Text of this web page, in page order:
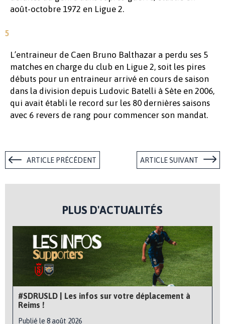
août-octobre 1972 en Ligue 2.
5
L’entraineur de Caen Bruno Balthazar a perdu ses 5
matches en charge du club en Ligue 2, soit les pires
débuts pour un entraineur arrivé en cours de saison
dans la division depuis Ludovic Batelli à Sète en 2006,
qui avait établi le record sur les 80 dernières saisons
avec 6 revers de rang pour commencer son mandat.
ARTICLE PRÉCÉDENT ARTICLE SUIVANT
PLUS D'ACTUALITÉS
#SDRUSLD | Les infos sur votre déplacement à
Reims !
Publié le 8 août 2026